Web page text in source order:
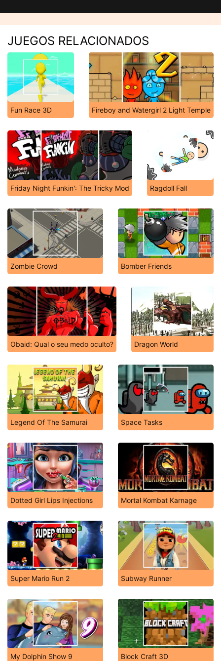
JUEGOS RELACIONADOS
Fun Race 3D Fireboy and Watergirl 2 Light Temple
Friday Night Funkin': The Tricky Mod Ragdoll Fall
Zombie Crowd Bomber Friends
Obaid: Qual o seu medo oculto? Dragon World
Legend Of The Samurai Space Tasks
Dotted Girl Lips Injections Mortal Kombat Karnage
Super Mario Run 2 Subway Runner
My Dolphin Show 9 Block Craft 3D